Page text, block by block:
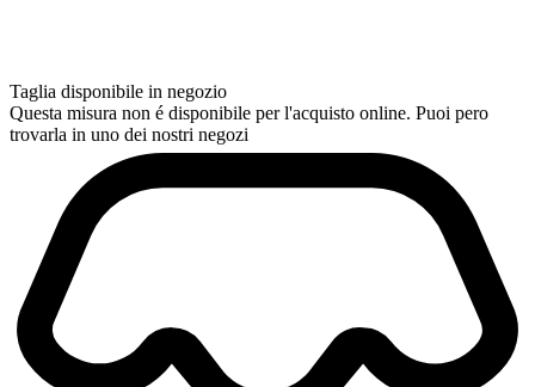
Taglia disponibile in negozio
Questa misura non é disponibile per l'acquisto online. Puoi pero
trovarla in uno dei nostri negozi